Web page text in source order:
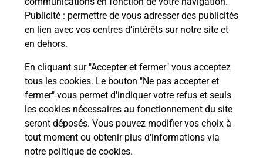
Publicité : permettre de vous adresser des publicités
en lien avec vos centres d’intérêts sur notre site et
en dehors.
En cliquant sur "Accepter et fermer" vous acceptez
tous les cookies. Le bouton "Ne pas accepter et
fermer" vous permet d'indiquer votre refus et seuls
les cookies nécessaires au fonctionnement du site
seront déposés. Vous pouvez modifier vos choix à
tout moment ou obtenir plus d'informations via
notre politique de cookies.
En savoir plus
Questions fréquemment posées
Comment retourner un colis acheté
en ligne depuis votre boîte aux lettres